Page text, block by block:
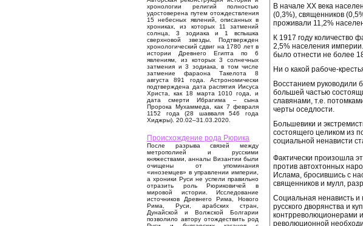
хронологии религий полностью
удостоверена путем отождествления
15 небесных явлений, описанных в
хрониках, из которых 11 затмений
солнца, 3 зодиака и 1 вспышка
сверхновой звезды. Подтвержден
хронологический сдвиг на 1780 лет в
истории Древнего Египта по 6
явлениям, из которых 3 солнечных
затмения и 3 зодиака, в том числе
затмение фараона Такелота 8
августа 891 года. Астрономически
подтверждена дата распятия Иисуса
Христа, как 18 марта 1010 года, и
дата смерти Ибрагима – сына
Пророка Мухаммеда, как 7 февраля
1152 года (28 шавваля 546 года
Хиджры). 20.02–31.03.2020.
Происхождение рода Рюрика
После разрыва связей между
метрополией и русскими
княжествами, анналы Византии были
очищены от упоминания
«иноземцев» в управлении империи,
а хроники Руси не успели правильно
отразить роль Рюриковичей в
мировой истории. Исследование
источников Древнего Рима, Нового
Рима, Руси, арабских стран,
Дунайской и Волжской Болгарии
позволило автору отождествить род
В начале XX века
(0,3%), священников
проживали 11,2%
К 1917 году количество
2,5% населения
было отнести не более
Ни о какой рабоче-
Восстанием руководили
большей частью
славянами, т.е.
черты оседлости.
Большевики и
состоящего целиком из
социальной ненависти
Фактически произошла
против автохтонных
Ислама, бросившись с
священников и мулл,
Социальная ненависть
русского дворянства и
контрреволюционерами
революционной